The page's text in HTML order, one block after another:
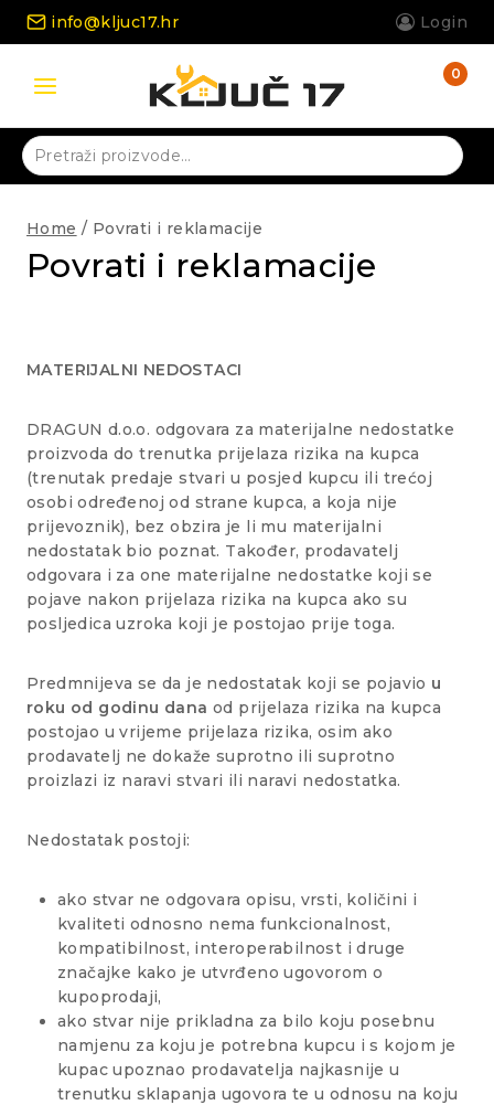
Skip
info@kljuc17.hr Login
0
Pretraži:
Home / Povrati i reklamacije
Povrati i reklamacije
MATERIJALNI NEDOSTACI
DRAGUN d.o.o. odgovara za materijalne nedostatke
proizvoda do trenutka prijelaza rizika na kupca
(trenutak predaje stvari u posjed kupcu ili trećoj
osobi određenoj od strane kupca, a koja nije
prijevoznik), bez obzira je li mu materijalni
nedostatak bio poznat. Također, prodavatelj
odgovara i za one materijalne nedostatke koji se
pojave nakon prijelaza rizika na kupca ako su
posljedica uzroka koji je postojao prije toga.
Predmnijeva se da je nedostatak koji se pojavio u
roku od godinu dana od prijelaza rizika na kupca
postojao u vrijeme prijelaza rizika, osim ako
prodavatelj ne dokaže suprotno ili suprotno
proizlazi iz naravi stvari ili naravi nedostatka.
Nedostatak postoji:
ako stvar ne odgovara opisu, vrsti, količini i
kvaliteti odnosno nema funkcionalnost,
kompatibilnost, interoperabilnost i druge
značajke kako je utvrđeno ugovorom o
kupoprodaji,
ako stvar nije prikladna za bilo koju posebnu
namjenu za koju je potrebna kupcu i s kojom je
kupac upoznao prodavatelja najkasnije u
trenutku sklapanja ugovora te u odnosu na koju